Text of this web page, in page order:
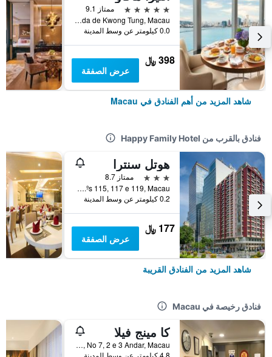
5 نجوم
ممتاز 9.1
Avenida de Kwong Tung, Macau
0.0 كيلومتر عن وسط المدينة
398 ﷼
عرض الصفقة
شاهد المزيد من أهم الفنادق في Macau
فنادق بالقرب من Happy Family Hotel
هوتل سنترا
3 نجوم
ممتاز 8.7
Avenida de D. João IV, n.ºs 58, 60 e 62 e Avenida Doutor Mário Soares, n.ºs 115, 117 e 119, Macau
0.2 كيلومتر عن وسط المدينة
177 ﷼
عرض الصفقة
شاهد المزيد من الفنادق القريبة
فنادق رخيصة في Macau
كا مينج فيلا
Rua Madeira, Edf, Kam Hou, No 7, 2 e 3 Andar, Macau
4.8 كيلومتر عن وسط المدينة